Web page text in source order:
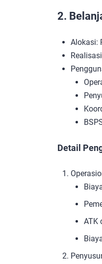
2.
Alokasi:
Detail
ATK